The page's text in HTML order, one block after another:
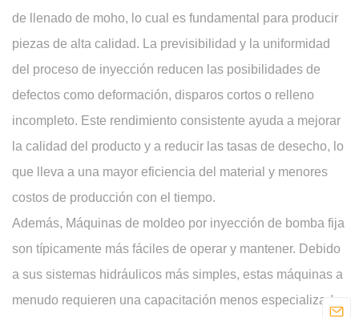
de llenado de moho, lo cual es fundamental para producir
piezas de alta calidad. La previsibilidad y la uniformidad
del proceso de inyección reducen las posibilidades de
defectos como deformación, disparos cortos o relleno
incompleto. Este rendimiento consistente ayuda a mejorar
la calidad del producto y a reducir las tasas de desecho, lo
que lleva a una mayor eficiencia del material y menores
costos de producción con el tiempo.
Además, Máquinas de moldeo por inyección de bomba fija
son típicamente más fáciles de operar y mantener. Debido
a sus sistemas hidráulicos más simples, estas máquinas a
menudo requieren una capacitación menos especializada